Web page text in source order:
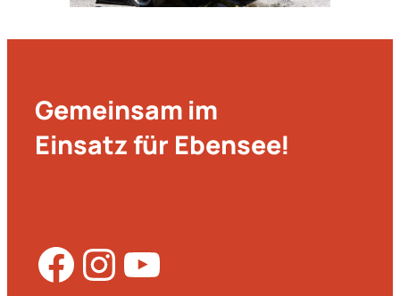
Gemeinsam im
Einsatz für Ebensee!
Facebook InstagramYouTube